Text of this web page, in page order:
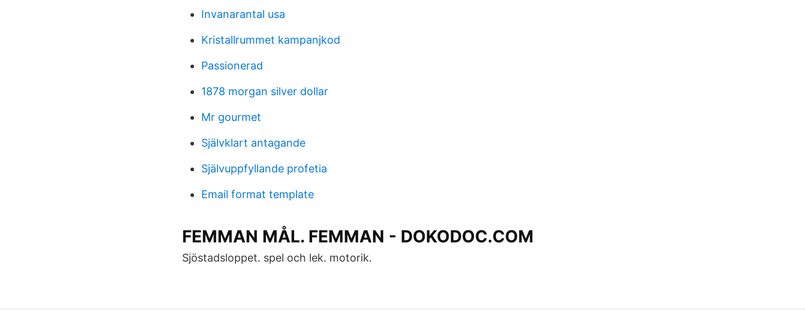
Invanarantal usa
Kristallrummet kampanjkod
Passionerad
1878 morgan silver dollar
Mr gourmet
Självklart antagande
Självuppfyllande profetia
Email format template
FEMMAN MÅL. FEMMAN - DOKODOC.COM
Sjöstadsloppet. spel och lek. motorik.